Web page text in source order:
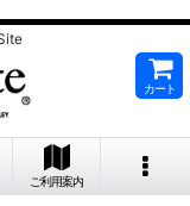
カート
ご利用案内